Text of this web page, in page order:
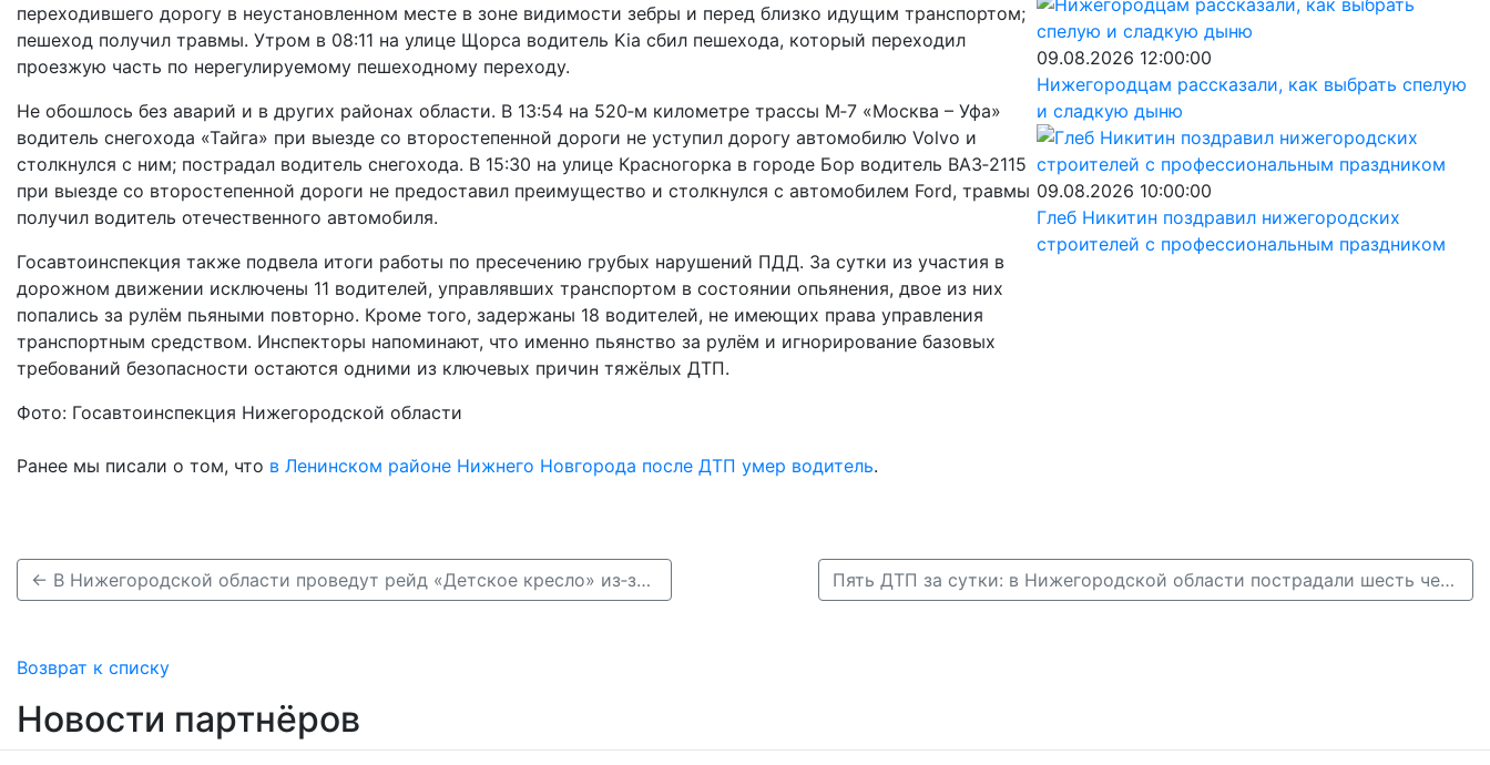
переходившего дорогу в неустановленном месте в зоне видимости зебры и перед близко идущим транспортом;
пешеход получил травмы. Утром в 08:11 на улице Щорса водитель Kia сбил пешехода, который переходил
проезжую часть по нерегулируемому пешеходному переходу.
Не обошлось без аварий и в других районах области. В 13:54 на 520‑м километре трассы М‑7 «Москва – Уфа»
водитель снегохода «Тайга» при выезде со второстепенной дороги не уступил дорогу автомобилю Volvo и
столкнулся с ним; пострадал водитель снегохода. В 15:30 на улице Красногорка в городе Бор водитель ВАЗ‑2115
при выезде со второстепенной дороги не предоставил преимущество и столкнулся с автомобилем Ford, травмы
получил водитель отечественного автомобиля.
Госавтоинспекция также подвела итоги работы по пресечению грубых нарушений ПДД. За сутки из участия в
дорожном движении исключены 11 водителей, управлявших транспортом в состоянии опьянения, двое из них
попались за рулём пьяными повторно. Кроме того, задержаны 18 водителей, не имеющих права управления
транспортным средством. Инспекторы напоминают, что именно пьянство за рулём и игнорирование базовых
требований безопасности остаются одними из ключевых причин тяжёлых ДТП.
Фото: Госавтоинспекция Нижегородской области
Ранее мы писали о том, что в Ленинском районе Нижнего Новгорода после ДТП умер водитель.
09.08.2026 12:00:00
Нижегородцам рассказали, как выбрать спелую
и сладкую дыню
09.08.2026 10:00:00
Глеб Никитин поздравил нижегородских
строителей с профессиональным праздником
← В Нижегородской области проведут рейд «Детское кресло» из‑за роста ДТП с детьми Пять ДТП за сутки: в Нижегородской области пострадали шесть человек →
Возврат к списку
Новости партнёров